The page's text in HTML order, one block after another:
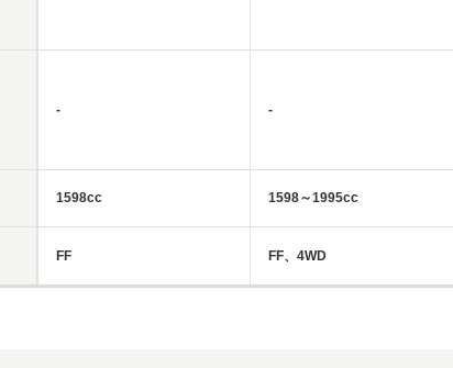
-
1598cc
FF
-
1598～1995cc
FF、4WD